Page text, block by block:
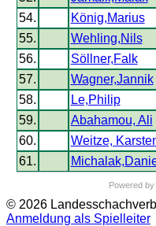
54.
König,Marius
55.
Wehling,Nils
56.
Söllner,Falk
57.
Wagner,Jannik
58.
Le,Philip
59.
Abahamou, Ali
60.
Weitze,
61.
Powered by
© 2026
Anmeldung als Spielleiter